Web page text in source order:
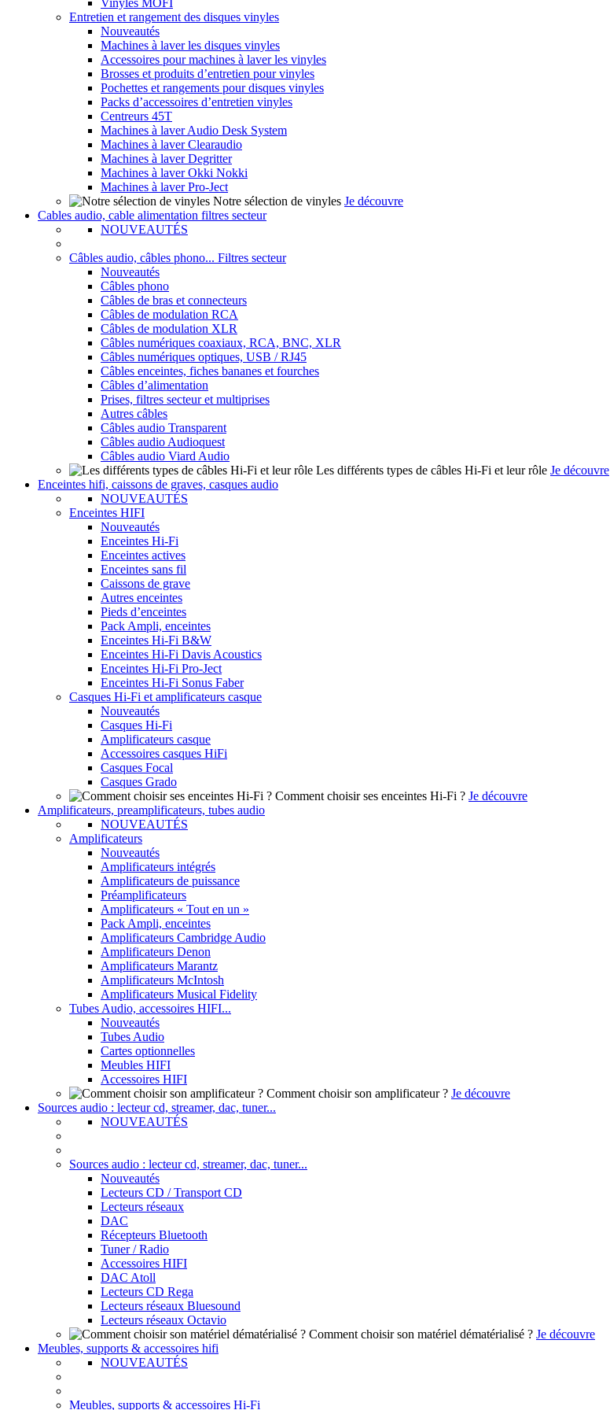
Vinyles MOFI
Entretien et rangement des disques vinyles
Nouveautés
Machines à laver les disques vinyles
Accessoires pour machines à laver les vinyles
Brosses et produits d’entretien pour vinyles
Pochettes et rangements pour disques vinyles
Packs d’accessoires d’entretien vinyles
Centreurs 45T
Machines à laver Audio Desk System
Machines à laver Clearaudio
Machines à laver Degritter
Machines à laver Okki Nokki
Machines à laver Pro-Ject
Notre sélection de vinyles Je découvre
Cables audio, cable alimentation filtres secteur
NOUVEAUTÉS
Câbles audio, câbles phono... Filtres secteur
Nouveautés
Câbles phono
Câbles de bras et connecteurs
Câbles de modulation RCA
Câbles de modulation XLR
Câbles numériques coaxiaux, RCA, BNC, XLR
Câbles numériques optiques, USB / RJ45
Câbles enceintes, fiches bananes et fourches
Câbles d’alimentation
Prises, filtres secteur et multiprises
Autres câbles
Câbles audio Transparent
Câbles audio Audioquest
Câbles audio Viard Audio
Les différents types de câbles Hi-Fi et leur rôle Je découvre
Enceintes hifi, caissons de graves, casques audio
NOUVEAUTÉS
Enceintes HIFI
Nouveautés
Enceintes Hi-Fi
Enceintes actives
Enceintes sans fil
Caissons de grave
Autres enceintes
Pieds d’enceintes
Pack Ampli, enceintes
Enceintes Hi-Fi B&W
Enceintes Hi-Fi Davis Acoustics
Enceintes Hi-Fi Pro-Ject
Enceintes Hi-Fi Sonus Faber
Casques Hi-Fi et amplificateurs casque
Nouveautés
Casques Hi-Fi
Amplificateurs casque
Accessoires casques HiFi
Casques Focal
Casques Grado
Comment choisir ses enceintes Hi-Fi ? Je découvre
Amplificateurs, preamplificateurs, tubes audio
NOUVEAUTÉS
Amplificateurs
Nouveautés
Amplificateurs intégrés
Amplificateurs de puissance
Préamplificateurs
Amplificateurs « Tout en un »
Pack Ampli, enceintes
Amplificateurs Cambridge Audio
Amplificateurs Denon
Amplificateurs Marantz
Amplificateurs McIntosh
Amplificateurs Musical Fidelity
Tubes Audio, accessoires HIFI...
Nouveautés
Tubes Audio
Cartes optionnelles
Meubles HIFI
Accessoires HIFI
Comment choisir son amplificateur ? Je découvre
Sources audio : lecteur cd, streamer, dac, tuner...
NOUVEAUTÉS
Sources audio : lecteur cd, streamer, dac, tuner...
Nouveautés
Lecteurs CD / Transport CD
Lecteurs réseaux
DAC
Récepteurs Bluetooth
Tuner / Radio
Accessoires HIFI
DAC Atoll
Lecteurs CD Rega
Lecteurs réseaux Bluesound
Lecteurs réseaux Octavio
Comment choisir son matériel dématérialisé ? Je découvre
Meubles, supports & accessoires hifi
NOUVEAUTÉS
Meubles, supports & accessoires Hi-Fi